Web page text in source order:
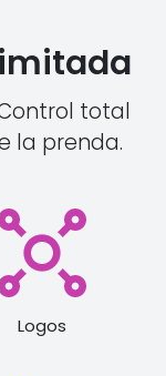
total
la prenda.
Logos